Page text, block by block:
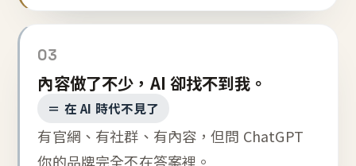
03
內容做了不少，AI 卻找不到我。
＝ 在 AI 時代不見了
有官網、有社群、有內容，但問 ChatGPT
你的品牌完全不在答案裡。